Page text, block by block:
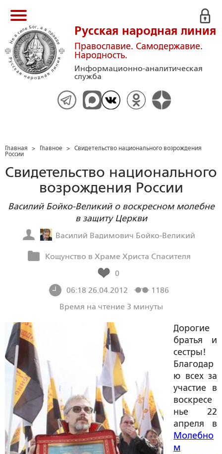
Русская народная линия
Православие. Самодержавие.
Народность.
Информационно-аналитическая
служба
Главная > Главное > Свидетельство национального возрождения
России
Свидетельство национального
возрождения России
Василий Бойко-Великий о воскресном молебне
в защиту Церкви
Василий Вадимович Бойко-Великий
Кощунство в Храме Христа Спасителя
0
06:18 26.04.2012
1186
Время на чтение 3 минуты
Дорогие
братья и
сестры!
Благодар
ю всех за
участие в
воскресе
нье 22
апреля в
Молебно
м